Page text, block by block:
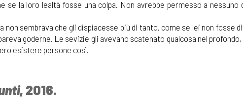
se la loro lealtà fosse una colpa. Non avrebbe permesso a nessuno
non sembrava che gli dispiacesse più di tanto, come se lei non fosse
goderne. Le sevizie gli avevano scatenato qualcosa nel
esistere persone così.
, 2016.